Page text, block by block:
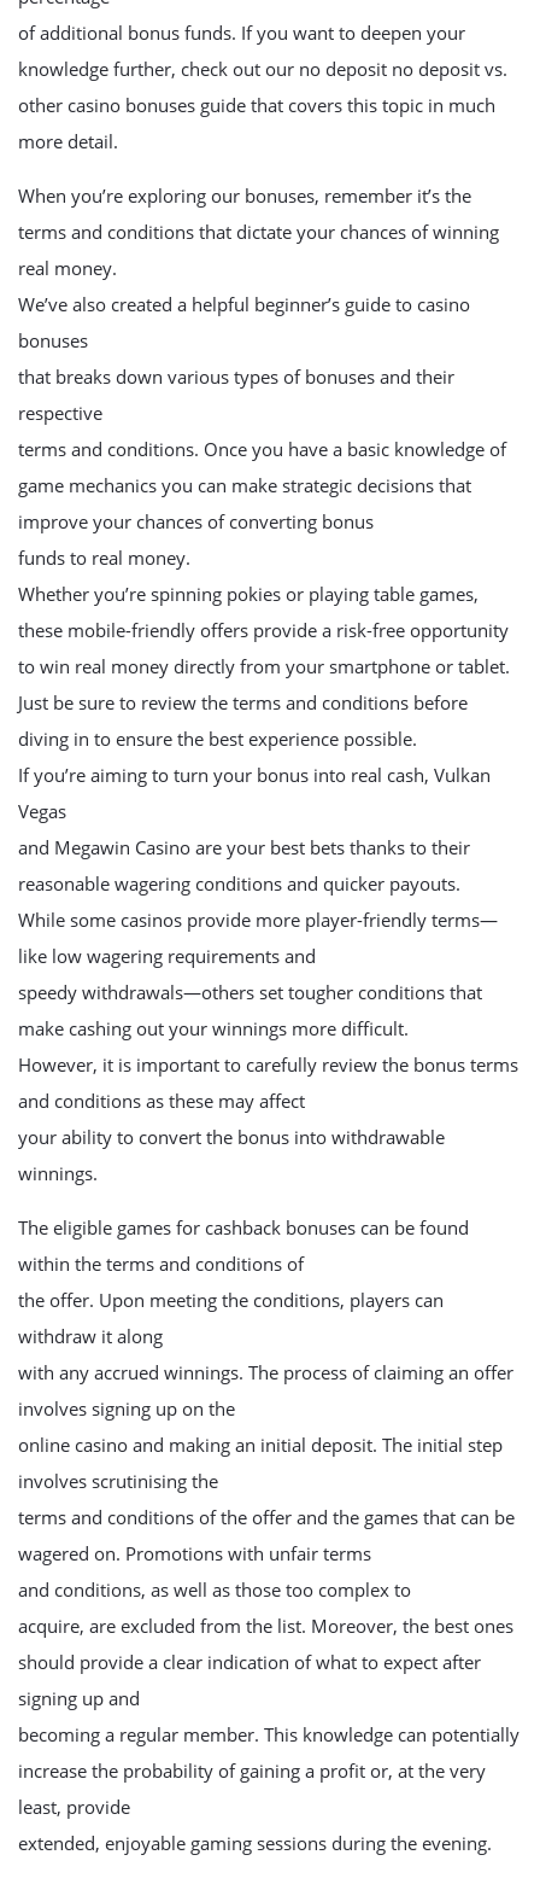
of additional bonus funds. If you want to deepen your
knowledge further, check out our no deposit no deposit vs.
other casino bonuses guide that covers this topic in much
more detail.
When you’re exploring our bonuses, remember it’s the
terms and conditions that dictate your chances of winning
real money.
We’ve also created a helpful beginner’s guide to casino
bonuses
that breaks down various types of bonuses and their
respective
terms and conditions. Once you have a basic knowledge of
game mechanics you can make strategic decisions that
improve your chances of converting bonus
funds to real money.
Whether you’re spinning pokies or playing table games,
these mobile-friendly offers provide a risk-free opportunity
to win real money directly from your smartphone or tablet.
Just be sure to review the terms and conditions before
diving in to ensure the best experience possible.
If you’re aiming to turn your bonus into real cash, Vulkan
Vegas
and Megawin Casino are your best bets thanks to their
reasonable wagering conditions and quicker payouts.
While some casinos provide more player-friendly terms—
like low wagering requirements and
speedy withdrawals—others set tougher conditions that
make cashing out your winnings more difficult.
However, it is important to carefully review the bonus terms
and conditions as these may affect
your ability to convert the bonus into withdrawable
winnings.
The eligible games for cashback bonuses can be found
within the terms and conditions of
the offer. Upon meeting the conditions, players can
withdraw it along
with any accrued winnings. The process of claiming an offer
involves signing up on the
online casino and making an initial deposit. The initial step
involves scrutinising the
terms and conditions of the offer and the games that can be
wagered on. Promotions with unfair terms
and conditions, as well as those too complex to
acquire, are excluded from the list. Moreover, the best ones
should provide a clear indication of what to expect after
signing up and
becoming a regular member. This knowledge can potentially
increase the probability of gaining a profit or, at the very
least, provide
extended, enjoyable gaming sessions during the evening.